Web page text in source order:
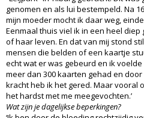
genomen en als lui bestempeld. Na
mijn moeder mocht ik daar weg,
Eenmaal thuis viel ik in een heel
of haar leven. En dat van mij stond
mensen die belden of een kaartje
echt wat er was gebeurd en ik
meer dan 300 kaarten gehad en
kracht heb ik het gered. Maar vooral
het hardst met me meegevochten.’
Wat zijn je dagelijkse beperkingen?